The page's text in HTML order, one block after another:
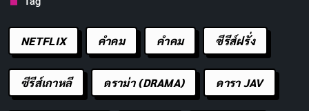
NETFLIX คำคม คําคม ซีรีส์ฝรั่ง
ซีรีส์เกาหลี ดราม่า (DRAMA) ดารา JAV